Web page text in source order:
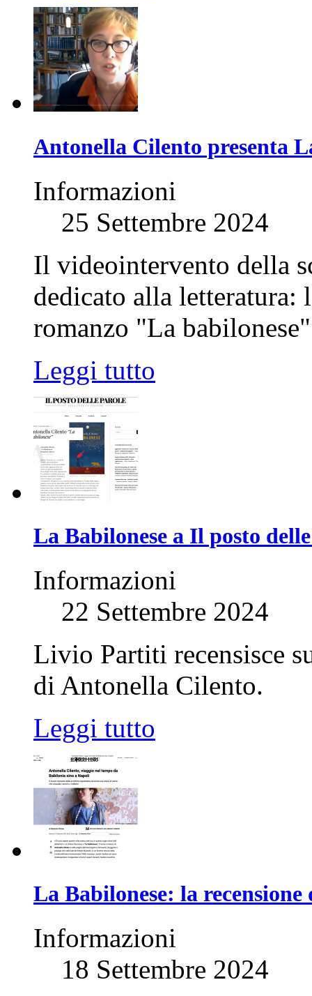
Antonella Cilento presenta
Informazioni
25 Settembre 2024
Il videointervento della
dedicato alla letteratura:
romanzo "La
Leggi tutto
La Babilonese a Il posto
Informazioni
22 Settembre 2024
Livio Partiti recensisce
di Antonella Cilento.
Leggi tutto
La Babilonese: la
Informazioni
18 Settembre 2024